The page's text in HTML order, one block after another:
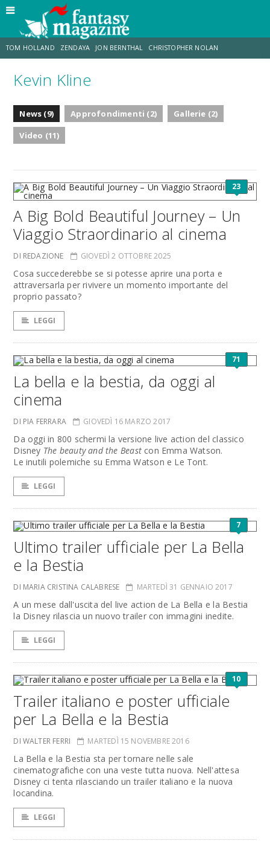
TOM HOLLAND ZENDAYA JON BERNTHAL CHRISTOPHER NOLAN
STRANIMONDI LUCCA COMICS & GAMES
DESTIN DANIEL CRETTON
Kevin Kline
News (9) Approfondimenti (2)
Gallerie (2)
Video (11)
23
A Big Bold Beautiful Journey – Un
Viaggio Straordinario al cinema
DI REDAZIONE GIOVEDÌ 2 OTTOBRE 2025
Cosa succederebbe se si potesse aprire una porta e
attraversarla per rivivere un momento importante del
proprio passato?
LEGGI
71
La bella e la bestia, da oggi al
cinema
DI PIA FERRARA GIOVEDÌ 16 MARZO 2017
Da oggi in 800 schermi la versione live action del classico
Disney The beauty and the Beastcon Emma Watson.
Le inutili polemiche su Emma Watson e Le Tont.
LEGGI
7
Ultimo trailer ufficiale per La Bella
e la Bestia
DI MARIA CRISTINA CALABRESE MARTEDÌ 31 GENNAIO 2017
A un mese dall'uscita del live action de La Bella e la Bestia
la Disney rilascia un nuovo trailer con immagini inedite.
LEGGI
10
Trailer italiano e poster ufficiale
per La Bella e la Bestia
DI WALTER FERRI MARTEDÌ 15 NOVEMBRE 2016
La Bella e la Bestia sta per tornare nelle sale
cinematografiche con una veste tutta nuova. Nell'attesa
Disney ci tenta rilasciando un trailer italiano e la nuova
locandina.
LEGGI